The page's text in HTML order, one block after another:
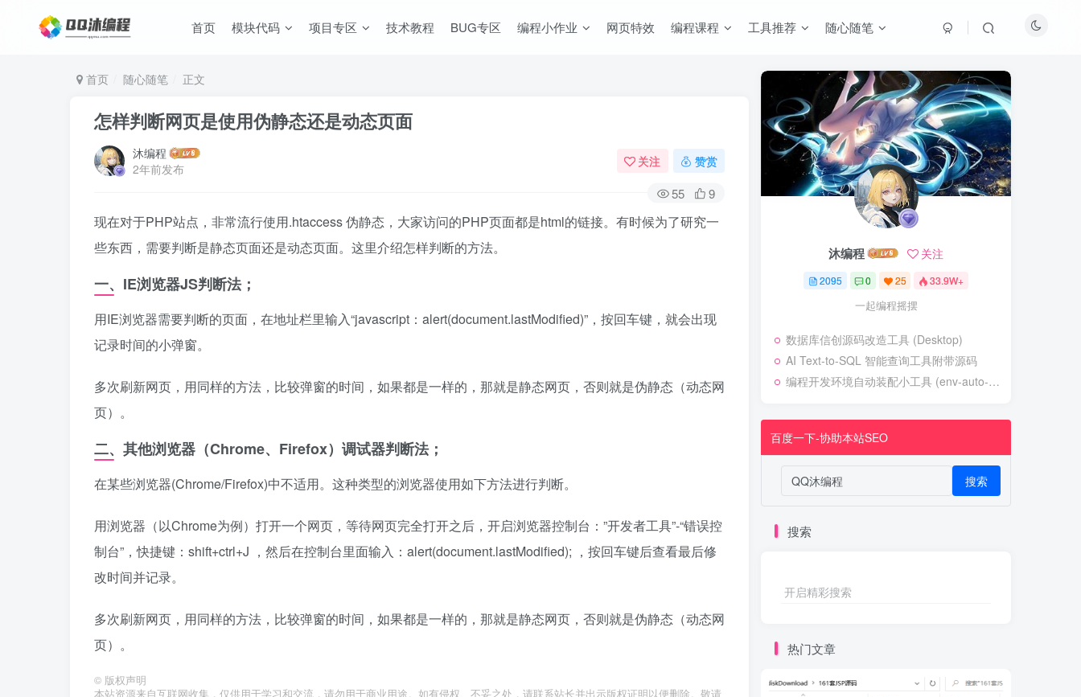
首页 模块代码 项目专区 技术教程 BUG专区 编程小作业 网页特效 编程课程 工具推荐 随心随笔
首页 随心随笔 正文
怎样判断网页是使用伪静态还是动态页面
沐编程
2年前发布
关注 赞赏
55 9
现在对于PHP站点，非常流行使用.htaccess 伪静态，大家访问的PHP页面都是html的链接。有时候为了研究一
些东西，需要判断是静态页面还是动态页面。这里介绍怎样判断的方法。
一、IE浏览器JS判断法；
用IE浏览器需要判断的页面，在地址栏里输入“javascript：alert(document.lastModified)”，按回车键，就会出现
记录时间的小弹窗。
多次刷新网页，用同样的方法，比较弹窗的时间，如果都是一样的，那就是静态网页，否则就是伪静态（动态网
页）。
二、其他浏览器（Chrome、Firefox）调试器判断法；
在某些浏览器(Chrome/Firefox)中不适用。这种类型的浏览器使用如下方法进行判断。
用浏览器（以Chrome为例）打开一个网页，等待网页完全打开之后，开启浏览器控制台：”开发者工具”-“错误控
制台”，快捷键：shift+ctrl+J ，然后在控制台里面输入：alert(document.lastModified); ，按回车键后查看最后修
改时间并记录。
多次刷新网页，用同样的方法，比较弹窗的时间，如果都是一样的，那就是静态网页，否则就是伪静态（动态网
页）。
© 版权声明
本站资源来自互联网收集，仅供用于学习和交流，请勿用于商业用途。如有侵权、不妥之处，请联系站长并出示版权证明以便删除。敬请
沐编程 关注
2095 0 25 33.9W+
一起编程摇摆
数据库信创源码改造工具 (Desktop)
AI Text-to-SQL 智能查询工具附带源码
编程开发环境自动装配小工具 (env-auto-setup)
百度一下-协助本站SEO
搜索
搜索
开启精彩搜索
热门文章